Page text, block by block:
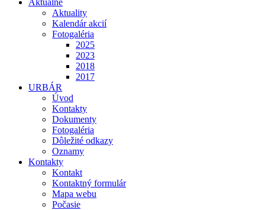
Aktuálne
Aktuality
Kalendár akcií
Fotogaléria
2025
2023
2018
2017
URBÁR
Úvod
Kontakty
Dokumenty
Fotogaléria
Dôležité odkazy
Oznamy
Kontakty
Kontakt
Kontaktný formulár
Mapa webu
Počasie